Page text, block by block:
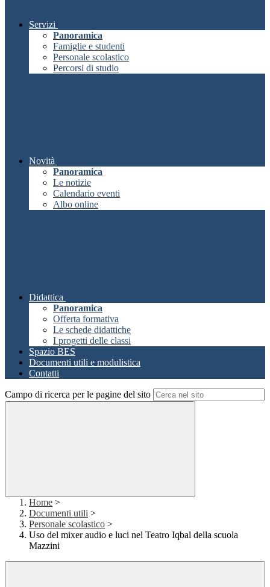
Servizi
Panoramica
Famiglie e studenti
Personale scolastico
Percorsi di studio
Novità
Panoramica
Le notizie
Calendario eventi
Albo online
Didattica
Panoramica
Offerta formativa
Le schede didattiche
I progetti delle classi
Spazio BES
Documenti utili e modulistica
Contatti
Campo di ricerca per le pagine del sito
Home >
Documenti utili >
Personale scolastico >
Uso del mixer audio e luci nel Teatro Iqbal della scuola
Mazzini